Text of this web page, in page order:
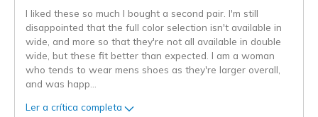
I liked these so much I bought a second pair. I'm still
disappointed that the full color selection isn't available in
wide, and more so that they're not all available in double
wide, but these fit better than expected. I am a woman
who tends to wear mens shoes as they're larger overall,
and was happ
Ler a crítica completa